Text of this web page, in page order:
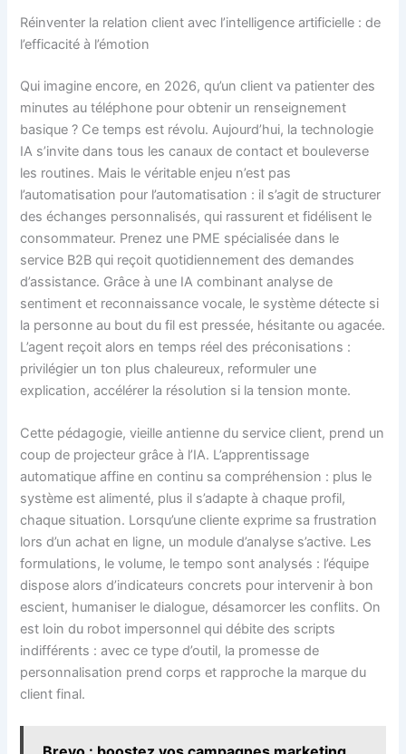
Réinventer la relation client avec l’intelligence artificielle : de
l’efficacité à l’émotion
Qui imagine encore, en 2026, qu’un client va patienter des
minutes au téléphone pour obtenir un renseignement
basique ? Ce temps est révolu. Aujourd’hui, la technologie
IA s’invite dans tous les canaux de contact et bouleverse
les routines. Mais le véritable enjeu n’est pas
l’automatisation pour l’automatisation : il s’agit de structurer
des échanges personnalisés, qui rassurent et fidélisent le
consommateur. Prenez une PME spécialisée dans le
service B2B qui reçoit quotidiennement des demandes
d’assistance. Grâce à une IA combinant analyse de
sentiment et reconnaissance vocale, le système détecte si
la personne au bout du fil est pressée, hésitante ou agacée.
L’agent reçoit alors en temps réel des préconisations :
privilégier un ton plus chaleureux, reformuler une
explication, accélérer la résolution si la tension monte.
Cette pédagogie, vieille antienne du service client, prend un
coup de projecteur grâce à l’IA. L’apprentissage
automatique affine en continu sa compréhension : plus le
système est alimenté, plus il s’adapte à chaque profil,
chaque situation. Lorsqu’une cliente exprime sa frustration
lors d’un achat en ligne, un module d’analyse s’active. Les
formulations, le volume, le tempo sont analysés : l’équipe
dispose alors d’indicateurs concrets pour intervenir à bon
escient, humaniser le dialogue, désamorcer les conflits. On
est loin du robot impersonnel qui débite des scripts
indifférents : avec ce type d’outil, la promesse de
personnalisation prend corps et rapproche la marque du
client final.